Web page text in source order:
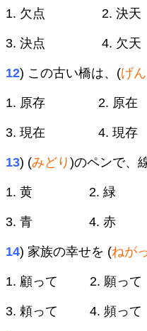
1. 欠点 2. 決天
3. 決点 4. 欠天
12) この古い橋は、(げ
1. 原存 2. 原在
3. 現在 4. 現存
13) (みどり )のペンで、
1. 黄 2. 緑
3. 青 4. 赤
14) 家族の幸せを (ねが
1. 顧って 2. 願って
3. 頼って 4. 頻って